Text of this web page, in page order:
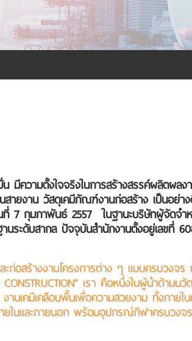
มีความตั้งใจจริงในการสร้างสรรค์ผลิตผ
ายงาน วัสดุเคมีภัณฑ์งานก่อสร้าง เป็นอย่า
7 กุมภาพันธ์ 2557 ในฐานะบริษัทผู้จัดจำ
ะดับสากล ปัจจุบันสำนักงานตั้งอยู่เลขที่
อสร้างงานโครงการต่าง ๆ แบบครบวงจร
เรา คือหนึ่งในผู้นำด้านน
านเคมีเคลือบพื้นเพื่อความสวยงาม ทั้งภาย
นและภายนอก พร้อมอุปกรณ์กีฬาครบวงจร